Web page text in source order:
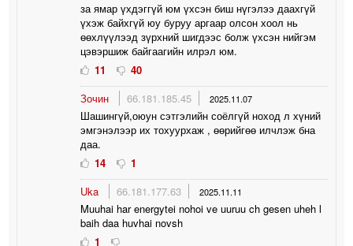
за ямар үхдэггүй юм үхсэн биш нүгэлээ даахгүй
үхэж байхгүй юу буруу аргаар олсон хоол нь
өөхлүүлээд зүрхний шигдээс болж үхсэн нийгэм
цэвэршиж байгаагийн илрэл юм.
11
40
Зочин
66.181.185.45 2025.11.07
Шашингүй,оюун сэтгэлийн соёлгүй ноход л хүний
эмгэнэлээр их тохуурхаж , өөрийгөө илчлэж бна
даа.
14
1
Uka
66.181.177.63 2025.11.11
Muuhai har energytei nohoi ve uuruu ch gesen uheh l
baih daa huvhai novsh
1